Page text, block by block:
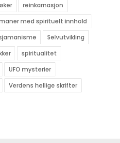
reinkarnasjon
med spirituelt innhold
Selvutvikling
spiritualitet
UFO mysterier
Verdens hellige skrifter